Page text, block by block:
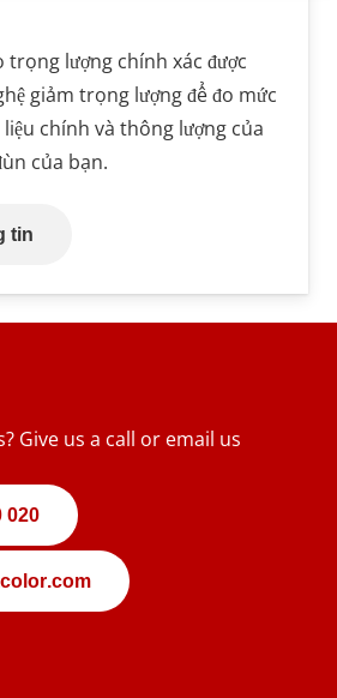
trọng lượng chính xác được
giảm trọng lượng để đo mức
chính và thông lượng của
của bạn.
tin
Give us a call or email us
020